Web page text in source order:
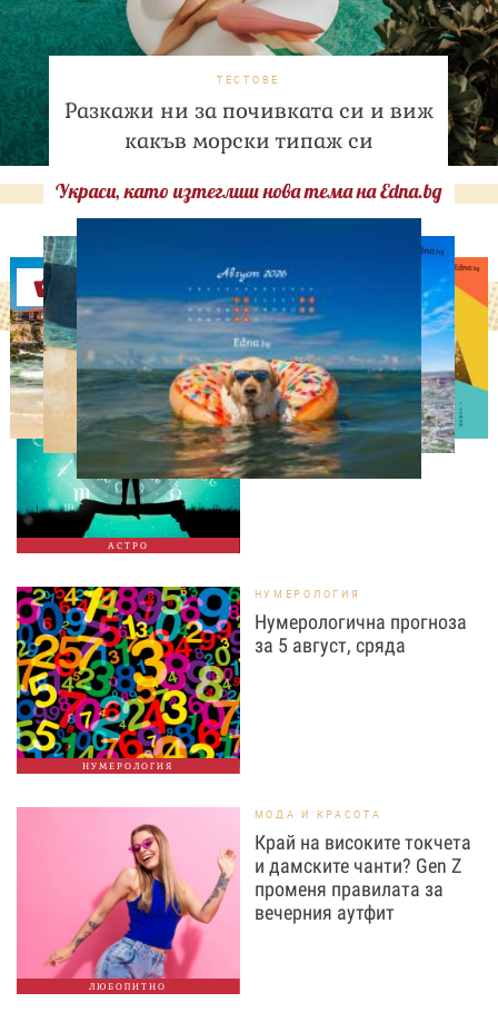
ТЕСТОВЕ
Разкажи ни за почивката си и виж
какъв морски типаж си
Украси, като изтеглиш нова тема на Edna.bg
Оферти
АСТРО
АСТРОЛОГИЯ
Дневен хороскоп за 5
август, сряда
НУМЕРОЛОГИЯ
НУМЕРОЛОГИЯ
Нумерологична прогноза
за 5 август, сряда
ЛЮБОПИТНО
МОДА И КРАСОТА
Край на високите токчета
и дамските чанти? Gen Z
променя правилата за
вечерния аутфит